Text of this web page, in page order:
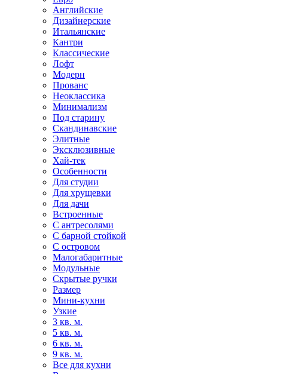
Английские
Дизайнерские
Итальянские
Кантри
Классические
Лофт
Модерн
Прованс
Неоклассика
Минимализм
Под старину
Скандинавские
Элитные
Эксклюзивные
Хай-тек
Особенности
Для студии
Для хрущевки
Для дачи
Встроенные
С антресолями
С барной стойкой
С островом
Малогабаритные
Модульные
Скрытые ручки
Размер
Мини-кухни
Узкие
3 кв. м.
5 кв. м.
6 кв. м.
9 кв. м.
Все для кухни